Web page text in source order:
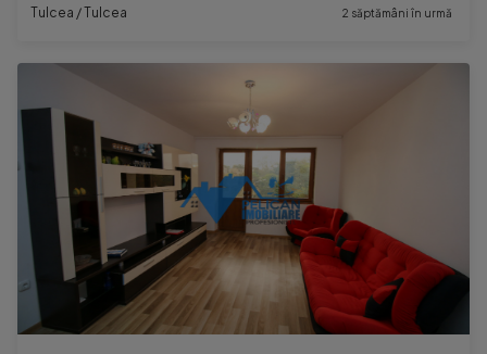
Tulcea / Tulcea 2 săptămâni în urmă